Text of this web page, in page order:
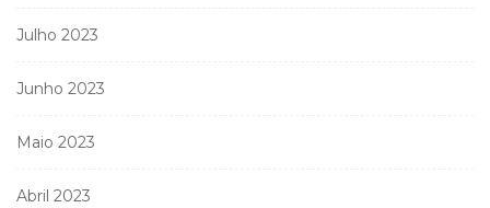
Julho 2023
Junho 2023
Maio 2023
Abril 2023